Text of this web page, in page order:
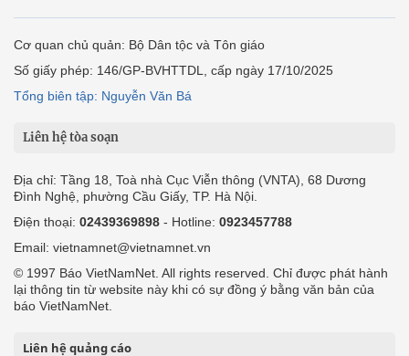
Cơ quan chủ quản: Bộ Dân tộc và Tôn giáo
Số giấy phép: 146/GP-BVHTTDL, cấp ngày 17/10/2025
Tổng biên tập: Nguyễn Văn Bá
Liên hệ tòa soạn
Địa chỉ: Tầng 18, Toà nhà Cục Viễn thông (VNTA), 68 Dương
Đình Nghệ, phường Cầu Giấy, TP. Hà Nội.
Điện thoại: 02439369898 - Hotline: 0923457788
Email: vietnamnet@vietnamnet.vn
© 1997 Báo VietNamNet. All rights reserved. Chỉ được phát hành
lại thông tin từ website này khi có sự đồng ý bằng văn bản của
báo VietNamNet.
Liên hệ quảng cáo